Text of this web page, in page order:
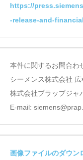
https://
-release-and-
本件に関するお問合わ
シーメンス株式会社 広
株式会社プラップジ
E-mail:
画像ファイルのダウン